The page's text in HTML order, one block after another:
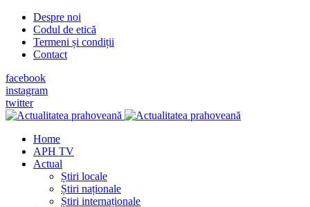
Despre noi
Codul de etică
Termeni și condiții
Contact
facebook
instagram
twitter
Home
APH TV
Actual
Știri locale
Știri naționale
Știri internaționale